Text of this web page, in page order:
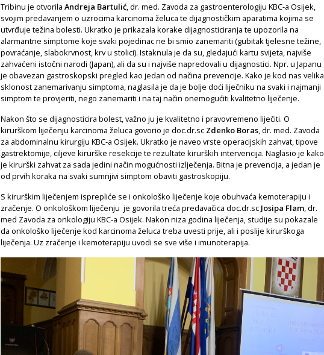
Tribinu je otvorila Andreja Bartulić , dr. med. Zavoda za gastroenterologiju KBC-a Osijek,
svojim predavanjem o uzrocima karcinoma želuca te dijagnostičkim aparatima kojima se
utvrđuje težina bolesti. Ukratko je prikazala korake dijagnosticiranja te upozorila na
alarmantne simptome koje svaki pojedinac ne bi smio zanemariti (gubitak tjelesne težine,
povraćanje, slabokrvnost, krv u stolici). Istaknula je da su, gledajući kartu svijeta, najviše
zahvaćeni istočni narodi (Japan), ali da su i najviše napredovali u dijagnostici. Npr. u Japanu
je obavezan gastroskopski pregled kao jedan od načina prevencije. Kako je kod nas velika
sklonost zanemarivanju simptoma, naglasila je da je bolje doći liječniku na svaki i najmanji
simptom te provjeriti, nego zanemariti i na taj način onemogućiti kvalitetno liječenje.
Nakon što se dijagnosticira bolest, važno ju je kvalitetno i pravovremeno liječiti. O
kirurškom liječenju karcinoma želuca govorio je doc.dr.sc Zdenko Boras , dr. med. Zavoda
za abdominalnu kirurgiju KBC-a Osijek. Ukratko je naveo vrste operacijskih zahvat, tipove
gastrektomije, ciljeve kirurške resekcije te rezultate kirurških intervencija. Naglasio je kako
je kirurški zahvat za sada jedini način mogućnosti izlječenja. Bitna je prevencija, a jedan je
od prvih koraka na svaki sumnjivi simptom obaviti gastroskopiju.
S kirurškim liječenjem isprepliće se i onkološko liječenje koje obuhvaća kemoterapiju i
zračenje. O onkološkom liječenju je govorila treća predavačica doc.dr.sc Josipa Flam , dr.
med Zavoda za onkologiju KBC-a Osijek. Nakon niza godina liječenja, studije su pokazale
da onkološko liječenje kod karcinoma želuca treba uvesti prije, ali i poslije kirurškoga
liječenja. Uz zračenje i kemoterapiju uvodi se sve više i imunoterapija.